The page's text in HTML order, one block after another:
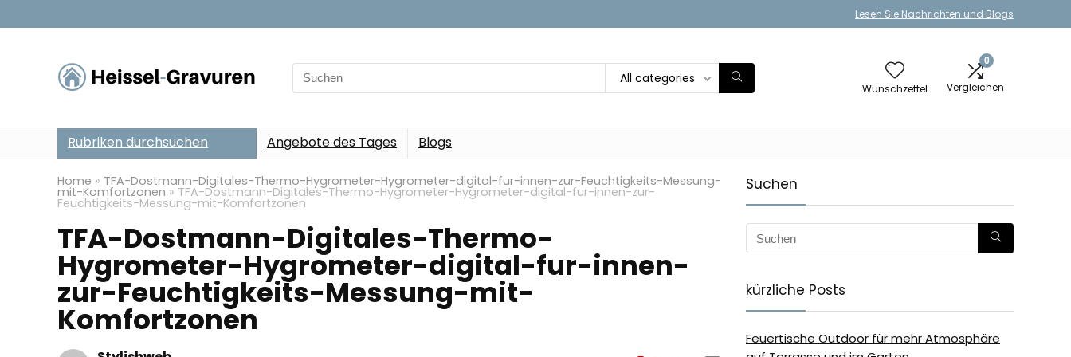
Lesen Sie Nachrichten und Blogs
Search
for:
All categories
Wunschzettel
0
Vergleichen
Rubriken durchsuchen Angebote des Tages Blogs
Home » TFA-Dostmann-Digitales-Thermo-Hygrometer-Hygrometer-digital-fur-innen-zur-Feuchtigkeits-Messung-
mit-Komfortzonen » TFA-Dostmann-Digitales-Thermo-Hygrometer-Hygrometer-digital-fur-innen-zur-
Feuchtigkeits-Messung-mit-Komfortzonen
TFA-Dostmann-Digitales-Thermo-
Hygrometer-Hygrometer-digital-fur-innen-
zur-Feuchtigkeits-Messung-mit-
Komfortzonen
Suchen
kürzliche Posts
Feuertische Outdoor für mehr Atmosphäre